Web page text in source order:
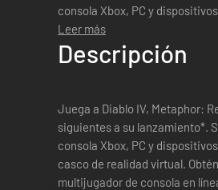
consola Xbox, PC y
(incluidos algunos que ya
Leer más
Descripción
Juega a Diablo IV, Metaphor:
siguientes a su lanzamiento*.
consola Xbox, PC y
casco de realidad virtual.
multijugador de consola en